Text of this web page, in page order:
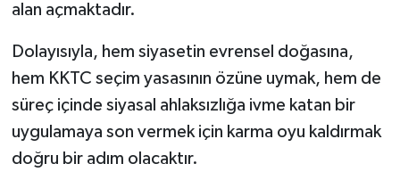
alan açmaktadır.
Dolayısıyla, hem siyasetin evrensel doğasına,
hem KKTC seçim yasasının özüne uymak, hem de
süreç içinde siyasal ahlaksızlığa ivme katan bir
uygulamaya son vermek için karma oyu kaldırmak
doğru bir adım olacaktır.